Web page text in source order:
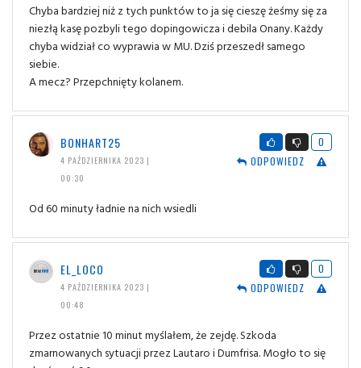
Chyba bardziej niż z tych punktów to ja się cieszę żeśmy się za
niezłą kasę pozbyli tego dopingowicza i debila Onany. Każdy
chyba widział co wyprawia w MU. Dziś przeszedł samego
siebie.
A mecz? Przepchnięty kolanem.
BONHART25
4 PAŹDZIERNIKA 2023 |
00:30
0
ODPOWIEDZ
Od 60 minuty ładnie na nich wsiedli
EL_LOCO
4 PAŹDZIERNIKA 2023 |
00:48
0
ODPOWIEDZ
Przez ostatnie 10 minut myślałem, że zejdę. Szkoda
zmarnowanych sytuacji przez Lautaro i Dumfrisa. Mogło to się